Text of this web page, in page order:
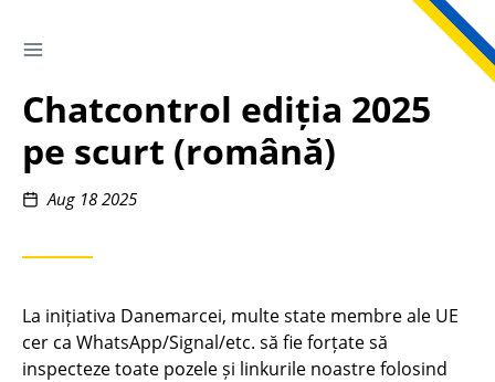
Skip
Content
TOGGLE SIDEBAR
Chatcontrol ediția 2025
pe scurt (română)
Posted
Aug 18 2025
La inițiativa Danemarcei, multe state membre ale UE
cer ca WhatsApp/Signal/etc. să fie forțate să
inspecteze toate pozele și linkurile noastre folosind